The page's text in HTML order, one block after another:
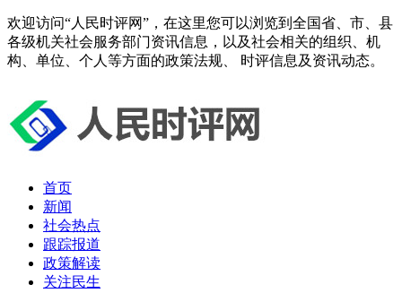
欢迎访问“人民时评网”，在这里您可以浏览到全国省、市、县
各级机关社会服务部门资讯信息，以及社会相关的组织、机
构、单位、个人等方面的政策法规、 时评信息及资讯动态。
首页
新闻
社会热点
跟踪报道
政策解读
关注民生